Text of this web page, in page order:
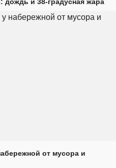
от мусора и